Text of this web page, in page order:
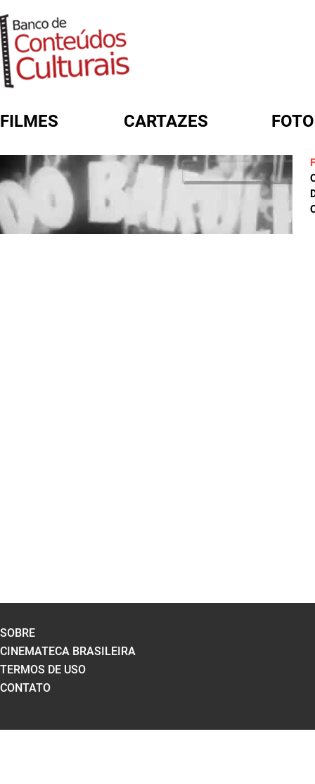
FILMES CARTAZES
FORMULÁRIO DE BUSCA
SOBRE
CINEMATECA BRASILEIRA
TERMOS DE USO
CONTATO